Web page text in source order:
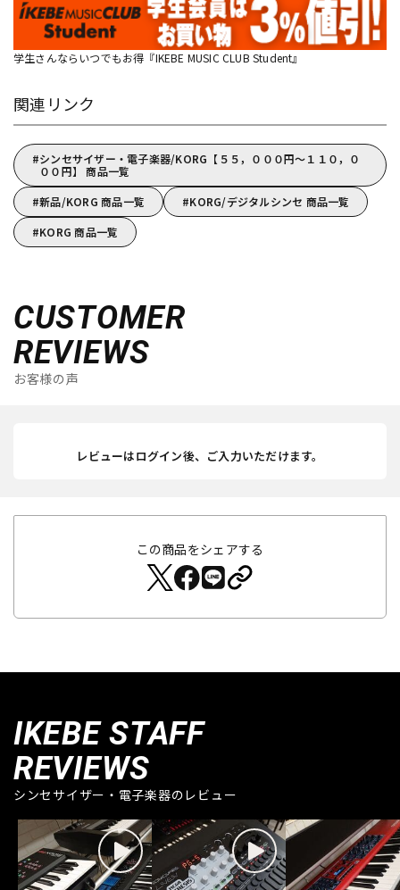
学生さんならいつでもお得『IKEBE MUSIC CLUB Student』
関連リンク
シンセサイザー・電子楽器/KORG【５５，０００円～１１０，０
００円】 商品一覧
新品/KORG 商品一覧
KORG/デジタルシンセ 商品一覧
KORG 商品一覧
CUSTOMER
REVIEWS
お客様の声
レビューはログイン後、ご入力いただけます。
この商品をシェアする
IKEBE STAFF
REVIEWS
シンセサイザー・電子楽器のレビュー